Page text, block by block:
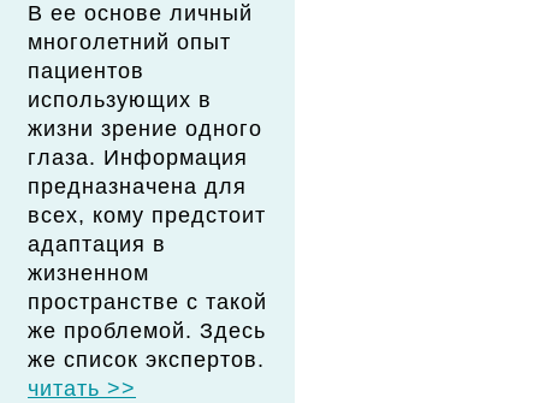
В ее основе личный
многолетний опыт
пациентов
использующих в
жизни зрение одного
глаза. Информация
предназначена для
всех, кому предстоит
адаптация в
жизненном
пространстве с такой
же проблемой. Здесь
же список экспертов.
читать >>